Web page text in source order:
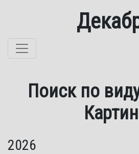
Перейти к содержанию
Поиск по
2026